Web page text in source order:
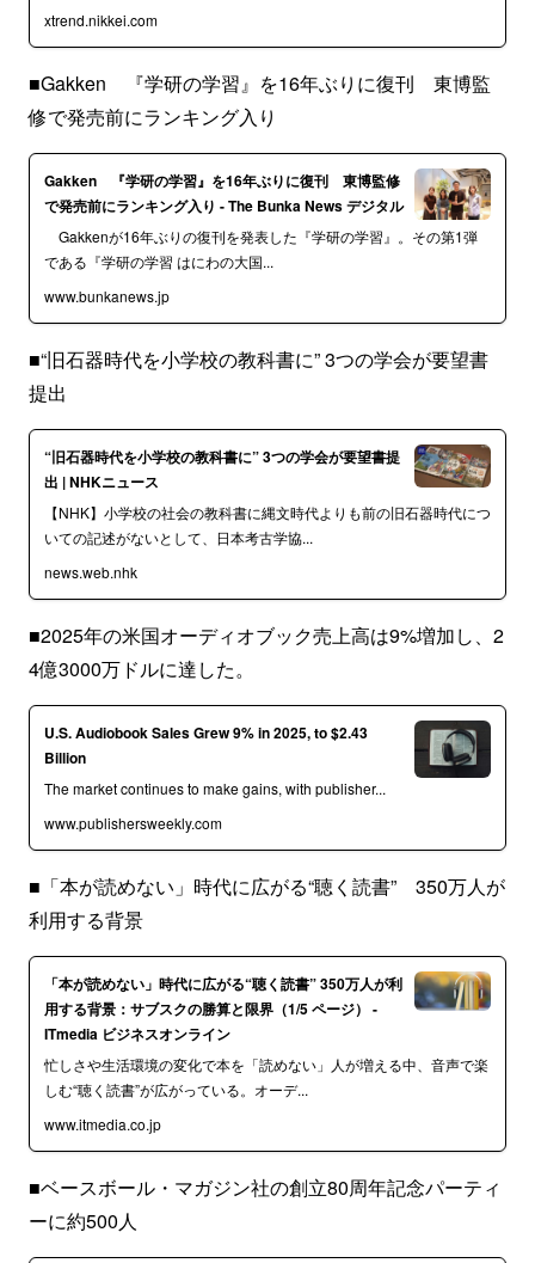
xtrend.nikkei.com
■Gakken 『学研の学習』を16年ぶりに復刊 東博監
修で発売前にランキング入り
Gakken 『学研の学習』を16年ぶりに復刊 東博監修
で発売前にランキング入り - The Bunka News デジタル
Gakkenが16年ぶりの復刊を発表した『学研の学習』。その第1弾
である『学研の学習 はにわの大国...
www.bunkanews.jp
■“旧石器時代を小学校の教科書に” 3つの学会が要望書
提出
“旧石器時代を小学校の教科書に” 3つの学会が要望書提
出 | NHKニュース
【NHK】小学校の社会の教科書に縄文時代よりも前の旧石器時代につ
いての記述がないとして、日本考古学協...
news.web.nhk
■2025年の米国オーディオブック売上高は9%増加し、2
4億3000万ドルに達した。
U.S. Audiobook Sales Grew 9% in 2025, to $2.43
Billion
The market continues to make gains, with publisher...
www.publishersweekly.com
■「本が読めない」時代に広がる“聴く読書” 350万人が
利用する背景
「本が読めない」時代に広がる“聴く読書” 350万人が利
用する背景：サブスクの勝算と限界（1/5 ページ） -
ITmedia ビジネスオンライン
忙しさや生活環境の変化で本を「読めない」人が増える中、音声で楽
しむ“聴く読書”が広がっている。オーデ...
www.itmedia.co.jp
■ベースボール・マガジン社の創立80周年記念パーティ
ーに約500人